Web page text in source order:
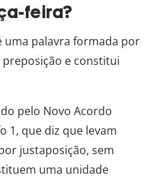
feira?
uma palavra formada por
e constitui
pelo Novo Acordo
1, que diz que levam
justaposição, sem
uma unidade